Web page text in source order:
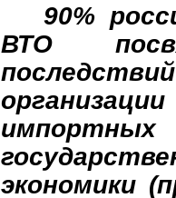
90%
ВТО
экономики